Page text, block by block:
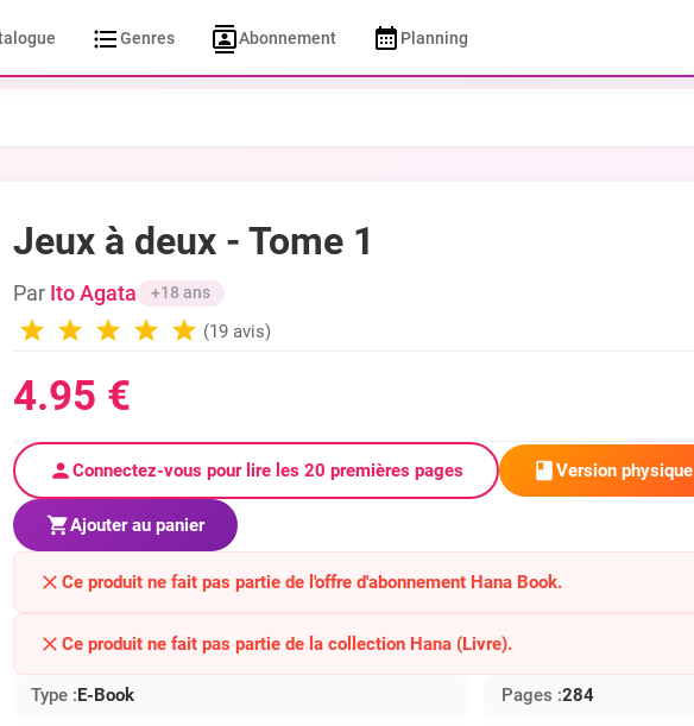
Genres Abonnement Planning
Jeux à deux - Tome 1
Par Ito Agata +18 ans
(19 avis)
4.95 €
Connectez-vous pour lire les 20 premières pages Version physique
Ajouter au panier
Ce produit ne fait pas partie de l'offre d'abonnement Hana Book.
Ce produit ne fait pas partie de la collection Hana (Livre).
Type :E-Book Pages :284